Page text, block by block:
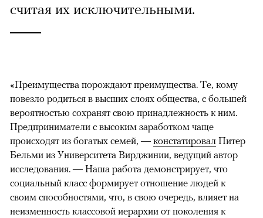
считая их исключительными.
«Преимущества порождают преимущества. Те, кому
повезло родиться в высших слоях общества, с большей
вероятностью сохранят свою принадлежность к ним.
Предприниматели с высоким заработком чаще
происходят из богатых семей, — констатировал Питер
Бельми из Университета Вирджинии, ведущий автор
исследования. — Наша работа демонстрирует, что
социальный класс формирует отношение людей к
своим способностями, что, в свою очередь, влияет на
неизменность классовой иерархии от поколения к